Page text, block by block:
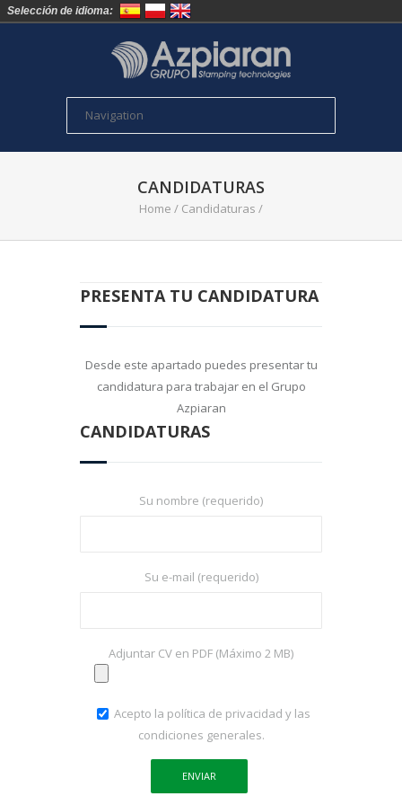
CANDIDATURAS
Home / Candidaturas /
PRESENTA TU CANDIDATURA
Desde este apartado puedes presentar tu
candidatura para trabajar en el Grupo
Azpiaran
CANDIDATURAS
Su nombre (requerido)
Su e-mail (requerido)
Adjuntar CV en PDF (Máximo 2 MB)
Acepto la política de privacidad y las
condiciones generales.
Selección de idioma: